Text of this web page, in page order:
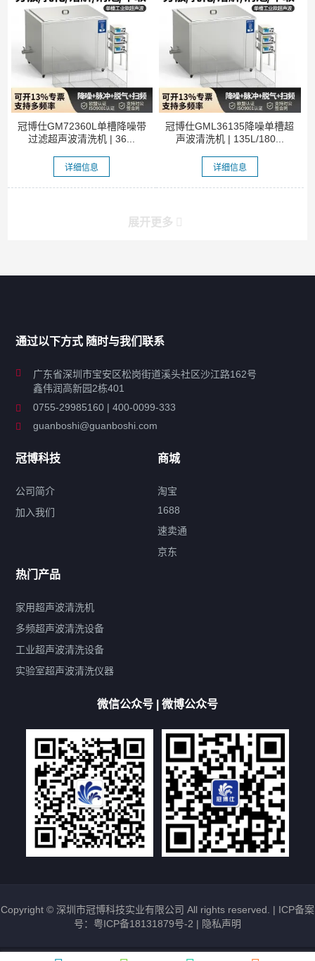
冠博仕GM72360L单槽降噪带
过滤超声波清洗机 | 36...
详细信息
冠博仕GML36135降噪单槽超
声波清洗机 | 135L/180...
详细信息
展开更多
工业超声波清洗设备
特种超声波洗净产品
超声波配件
产品标签
鼓泡 升降 抛动
带加热
功率可调
双波脱气
机械旋钮系列
厨具清洗机
超声波振板
高尔夫球杆清洗机
大型单槽带过滤系列
全自动/半自动系列
客户定制非标机参考
双槽三槽四槽五槽多槽系列
轮胎清洗机
多频 扫频
文章标签
超声波清洗机定制
超声波清洗机除油污
超声波清洗机除锈
超声波清洗机洗眼镜
通过以下方式 随时与我们联系
广东省深圳市宝安区松岗街道溪头社区沙江路162号
鑫伟润高新园2栋401
0755-29985160 | 400-0099-333
guanboshi@guanboshi.com
冠博科技
公司简介
加入我们
商城
淘宝
1688
速卖通
京东
热门产品
家用超声波清洗机
多频超声波清洗设备
工业超声波清洗设备
实验室超声波清洗仪器
微信公众号 | 微博公众号
Copyright © 深圳市冠博科技实业有限公司 All rights reserved. | ICP备案
号：粤ICP备18131879号-2 | 隐私声明